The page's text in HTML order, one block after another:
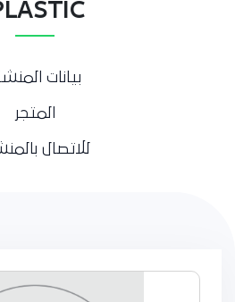
بيانات
المتجر
للاتصال